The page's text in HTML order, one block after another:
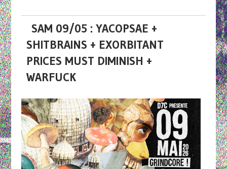
SAM 09/05 : YACOPSAE +
SHITBRAINS + EXORBITANT
PRICES MUST DIMINISH +
WARFUCK